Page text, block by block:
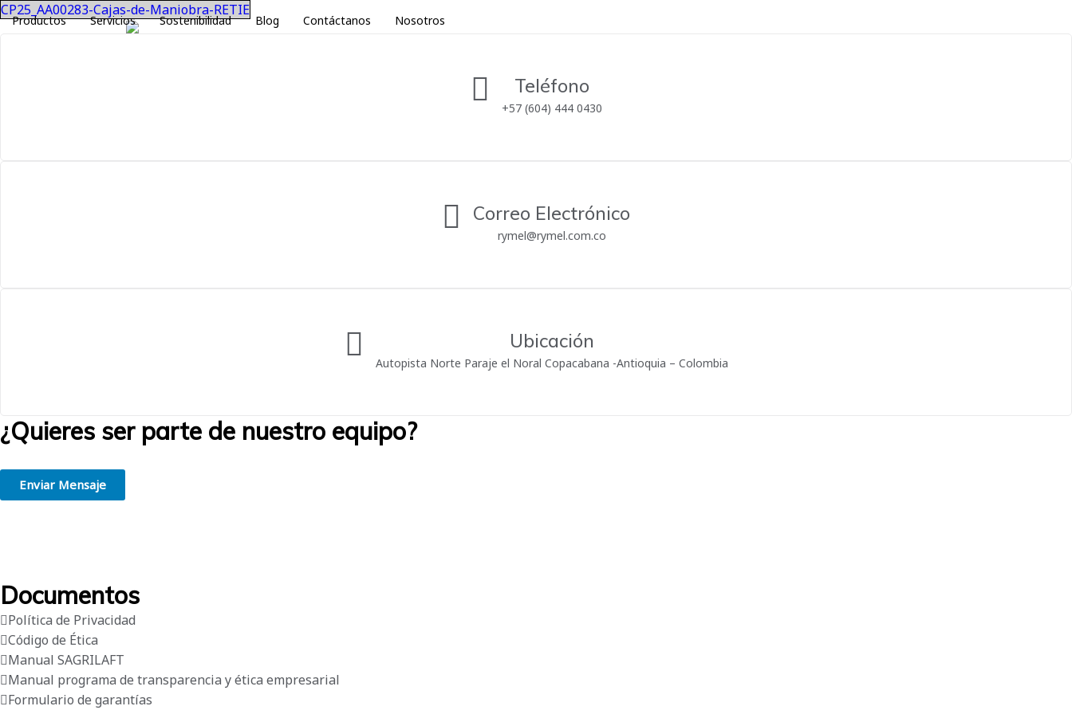
Productos Servicios Sostenibilidad Blog Contáctanos Nosotros
CP25_AA00283-Cajas-de-Maniobra-RETIE
Teléfono
+57 (604) 444 0430
Correo Electrónico
rymel@rymel.com.co
Ubicación
Autopista Norte Paraje el Noral Copacabana -Antioquia – Colombia
¿Quieres ser parte de nuestro equipo?
Enviar Mensaje
Documentos
Política de Privacidad
Código de Ética
Manual SAGRILAFT
Manual programa de transparencia y ética empresarial
Formulario de garantías